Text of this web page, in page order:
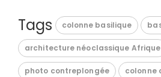
Tags colonne basilique
architecture néoclassique Afrique
photo contreplongée colonne